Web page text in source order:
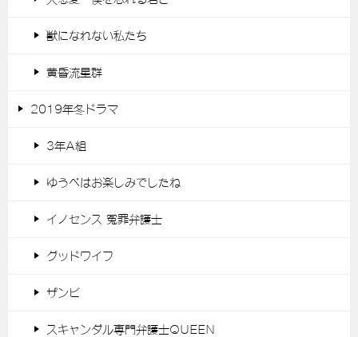
獣になれない私たち
黄昏流星群
2019年冬ドラマ
3年A組
ゆうべはお楽しみでしたね
イノセンス 冤罪弁護士
グッドワイフ
ザンビ
スキャンダル専門弁護士QUEEN